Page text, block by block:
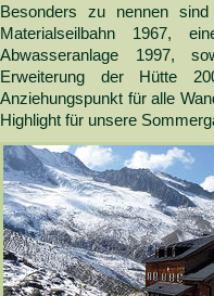
Besonders zu nennen
Materialseilbahn 1967,
Abwasseranlage 1997,
Erweiterung der Hütte
Anziehungspunkt für alle
Highlight für unsere